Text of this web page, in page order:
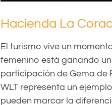
Hacienda La
El turismo vive un
femenino está ganando
participación de Gema de
WLT representa un
pueden marcar la